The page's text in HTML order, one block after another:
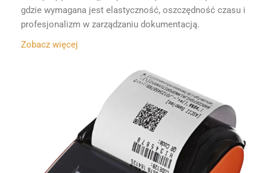
gdzie wymagana jest elastyczność, oszczędność czasu i
profesjonalizm w zarządzaniu dokumentacją.
Zobacz więcej